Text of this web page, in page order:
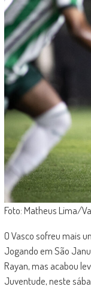
Foto: Matheus Lima/
O Vasco sofreu mais
Jogando em São
Rayan, mas acabou
Juventude, neste